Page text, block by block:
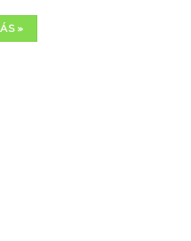
»